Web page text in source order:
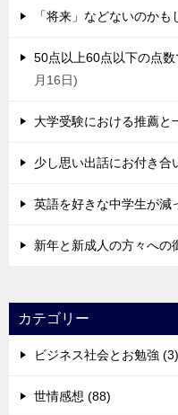
「将来」などないのかも
50点以上60点以下の点
月16日
大学受験における推薦と
少し思い出話にお付き合
英語を好きな中学生が減
新年と新成人の方々への
カテゴリー
ビジネス社会とお勉強 (3)
世情感想 (88)